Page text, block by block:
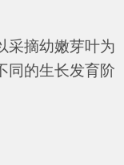
摘幼嫩芽叶为
同的生长发育阶